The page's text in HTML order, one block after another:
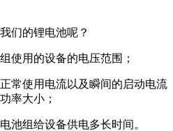
们的锂电池呢？
使用的设备的电压范围；
常使用电流以及瞬间的启动电流
率大小；
池组给设备供电多长时间。